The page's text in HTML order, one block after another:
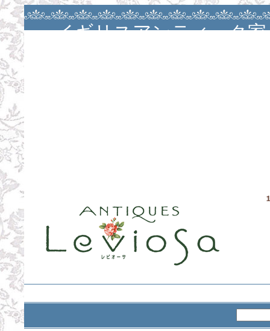
イギリスアンティーク